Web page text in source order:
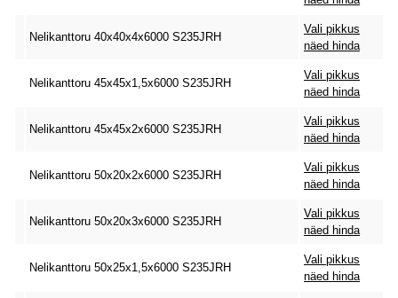
Nelikanttoru 40x40x4x6000 S235JRH
Vali pikkus
näed hinda
Nelikanttoru 45x45x1,5x6000 S235JRH
Vali pikkus
näed hinda
Nelikanttoru 45x45x2x6000 S235JRH
Vali pikkus
näed hinda
Nelikanttoru 50x20x2x6000 S235JRH
Vali pikkus
näed hinda
Nelikanttoru 50x20x3x6000 S235JRH
Vali pikkus
näed hinda
Nelikanttoru 50x25x1,5x6000 S235JRH
Vali pikkus
näed hinda